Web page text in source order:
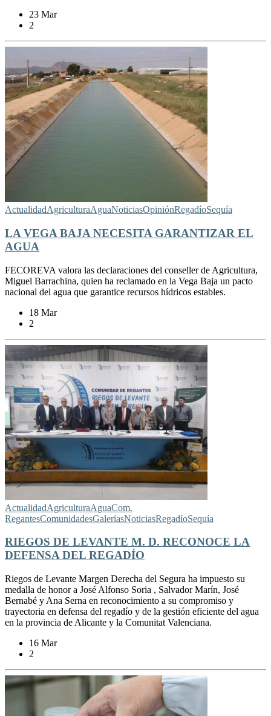
23 Mar
2
ActualidadAgriculturaAguaNoticiasOpiniónRegadíoSequía
LA VEGA BAJA NECESITA GARANTIZAR EL
AGUA
FECOREVA valora las declaraciones del conseller de Agricultura,
Miguel Barrachina, quien ha reclamado en la Vega Baja un pacto
nacional del agua que garantice recursos hídricos estables.
18 Mar
2
ActualidadAgriculturaAguaCom.
RegantesComunidadesGaleríasNoticiasRegadíoSequía
RIEGOS DE LEVANTE M. D. RECONOCE LA
DEFENSA DEL REGADÍO
Riegos de Levante Margen Derecha del Segura ha impuesto su
medalla de honor a José Alfonso Soria , Salvador Marín, José
Bernabé y Ana Serna en reconocimiento a su compromiso y
trayectoria en defensa del regadío y de la gestión eficiente del agua
en la provincia de Alicante y la Comunitat Valenciana.
16 Mar
2